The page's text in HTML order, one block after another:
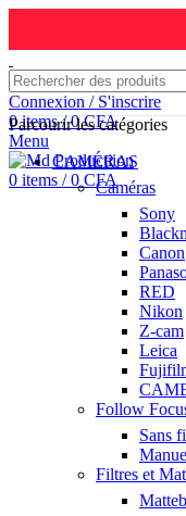
Connexion / S'inscrire
0items / 0CFA
Menu
0 items / 0 CFA
Parcourir les catégories
CAMÉRAS
Caméras
Sony
Canon
RED
Nikon
Z-cam
Leica
Follow
Sans
Filtres et